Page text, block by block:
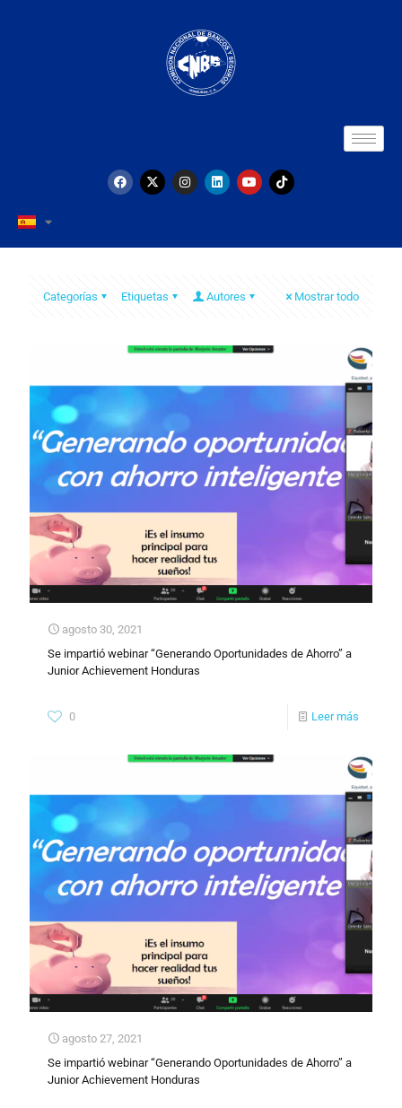
Categorías Etiquetas Autores Mostrar todo
agosto 30, 2021
Se impartió webinar “Generando Oportunidades de Ahorro” a
Junior Achievement Honduras
0 Leer más
agosto 27, 2021
Se impartió webinar “Generando Oportunidades de Ahorro” a
Junior Achievement Honduras